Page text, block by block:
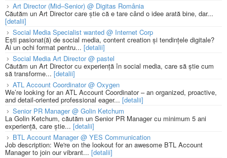
Art Director (Mid–Senior) @ Digitas România
Căutăm un Art Director care știe că e tare când o idee arată bine, dar...
[detalii]
Social Media Specialist wanted @ Internet Corp
Ești pasionat(ă) de social media, content creation și tendințele digitale?
Ai un ochi format pentru... [detalii]
Social Media Art Director @ pastel
Căutăm un Art Director cu experiență în social media, care să știe cum
să transforme... [detalii]
ATL Account Coordinator @ Oxygen
We’re looking for an ATL Account Coordinator – an organized, proactive,
and detail-oriented professional eager... [detalii]
Senior PR Manager @ Golin Ketchum
La Golin Ketchum, căutăm un Senior PR Manager cu minimum 5 ani
experiență, care știe... [detalii]
BTL Account Manager @ YES Communication
Job description: We're on the lookout for an awesome BTL Account
Manager to join our vibrant... [detalii]